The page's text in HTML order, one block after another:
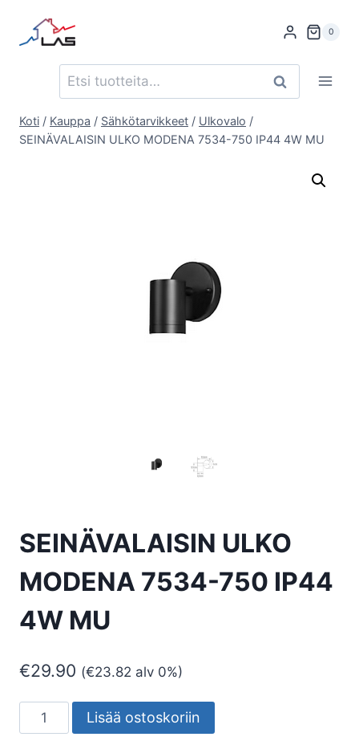
sisältöön
0
Etsi: Haku
Koti / Kauppa / Sähkötarvikkeet / Ulkovalo /
SEINÄVALAISIN ULKO MODENA 7534-750 IP44 4W MU
SEINÄVALAISIN ULKO
MODENA 7534-750 IP44
4W MU
€29.90 (€23.82 alv 0%)
SEINÄVALAISIN
ULKO
Lisää ostoskoriin